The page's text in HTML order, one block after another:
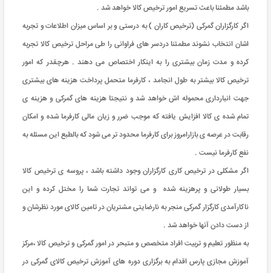
باشد مطمئنا باعث تسریع امور ترخیص کالا خواهد شد .
اگر کارگزاران گمرکی (ترخیص کاران ) به درستی و بر اساس میزان اطلاعات و تجربه
اشان انتخاب نشوند مطمئنا دردسر های فراوانی را طی مراحل ترخیص کالا تجربه
کرده و مدت زمان بیشتری را به اینکار اختصاص می دهند . هرچقدر که امور
ترخیص کالا بیشتر به طول انجامد ، کارفرما متحمل پرداخت هزینه های بیشتری
جهت انبارداری محموله اش خواهد شد و نتیجتا هزینه های گمرکی و هزینه ی
تمام شده ی کالا افزایش یافته که موجب ضرر و زیان مالی کارفرما شده و امکان
رقابت در عرصه ی بازارامروز برای کارفرما محدود تر می شود که بالطبع این مسئله به
نفع کارفرما نیست .
اگر مشکلی در ترخیص کاری کارگزاران وجود داشته باشد ، پروسه ی ترخیص کالا
بسیار طولانی و پرهزینه شده و می تواند تجارت شما را مختل کرده و این
ناکارآمدی کارگزار گمرکی منجر به نارضایتی مشتریان در تامین کالای مورد نظرشان و
از دست دادن آنها خواهد شد .
به منظور تعلیم و تربیت افراد متخصص و متبحر در امور گمرکی و ترخیص کالا ،مرکز
آموزش مجازی پارس اقدام به برگزاری دوره های آموزش ترخیص کالای گمرکی در